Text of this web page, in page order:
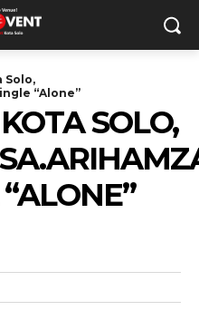
Solo,
“Alone”
SOLO,